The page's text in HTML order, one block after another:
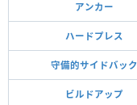
アンカー
ハードプレス
守備的サイドバック
ビルドアップ